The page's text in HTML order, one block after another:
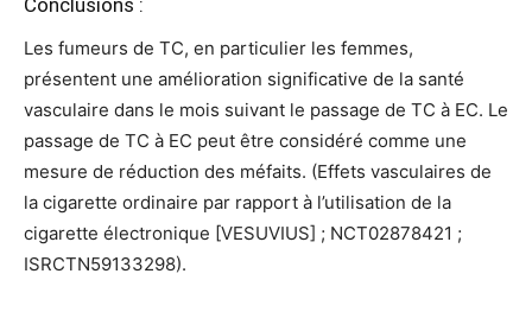
Les fumeurs de TC, en particulier les femmes,
présentent une amélioration significative de la santé
vasculaire dans le mois suivant le passage de TC à EC. Le
passage de TC à EC peut être considéré comme une
mesure de réduction des méfaits. (Effets vasculaires de
la cigarette ordinaire par rapport à l’utilisation de la
cigarette électronique [VESUVIUS] ; NCT02878421 ;
ISRCTN59133298).